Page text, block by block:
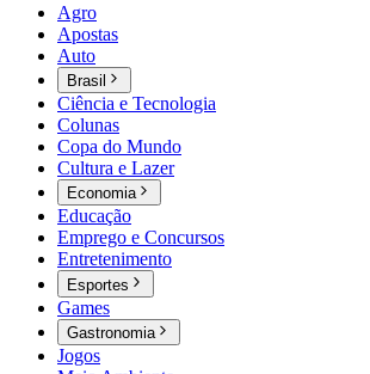
Agro
Apostas
Auto
Brasil
Ciência e Tecnologia
Colunas
Copa do Mundo
Cultura e Lazer
Economia
Educação
Emprego e Concursos
Entretenimento
Esportes
Games
Gastronomia
Jogos